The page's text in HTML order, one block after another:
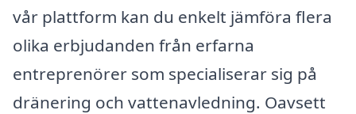
vår plattform kan du enkelt jämföra flera
olika erbjudanden från erfarna
entreprenörer som specialiserar sig på
dränering och vattenavledning. Oavsett